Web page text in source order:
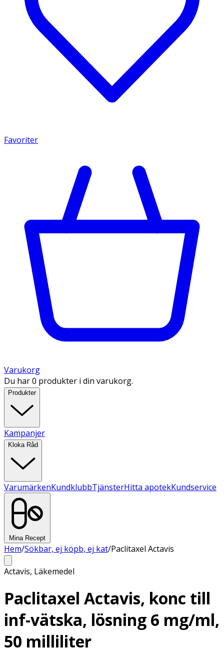
Favoriter
Varukorg
Du har 0 produkter i din varukorg.
Produkter
Kampanjer
Kloka Råd
VarumärkenKundklubbTjänsterHitta apotekKundservice
Mina Recept
Hem/Sökbar, ej köpb, ej kat/Paclitaxel Actavis
Actavis, Läkemedel
Paclitaxel Actavis, konc till
inf-vätska, lösning 6 mg/ml,
50 milliliter